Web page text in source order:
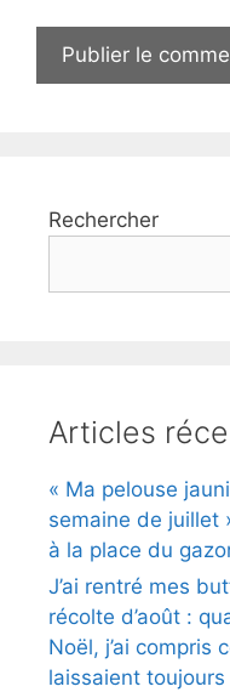
Rechercher
Articles
« Ma pelouse
semaine de juillet
à la place du
J’ai rentré mes
récolte d’août :
Noël, j’ai compris
laissaient